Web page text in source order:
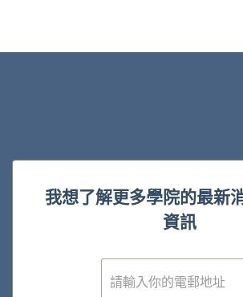
我想了解更多學院的最新
資訊
電
子